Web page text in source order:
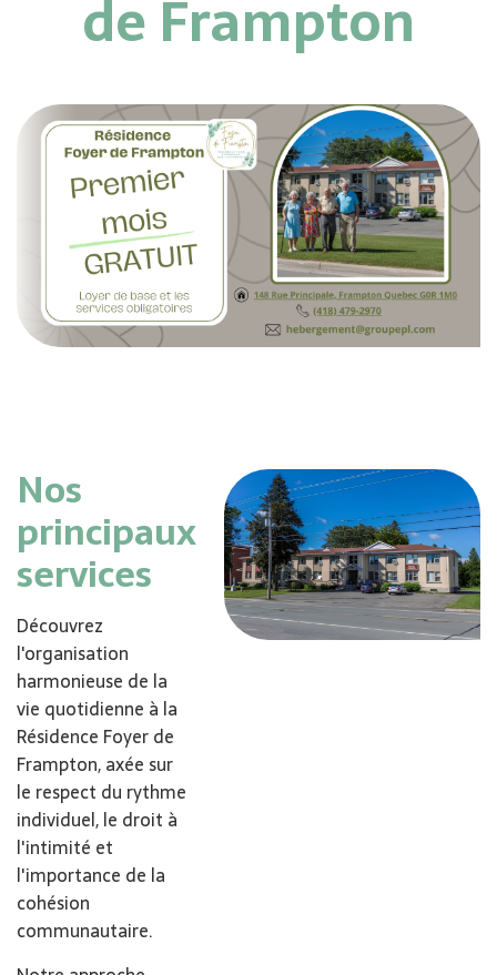
de Frampton
Nos
principaux
services
Découvrez
l'organisation
harmonieuse de la
vie quotidienne à la
Résidence Foyer de
Frampton, axée sur
le respect du rythme
individuel, le droit à
l'intimité et
l'importance de la
cohésion
communautaire.